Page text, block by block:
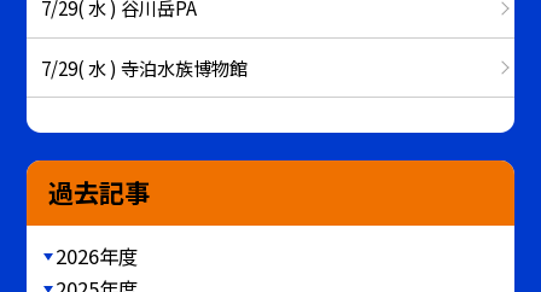
7/29( 水 ) 谷川岳PA
7/29( 水 ) 寺泊水族博物館
過去記事
2026年度